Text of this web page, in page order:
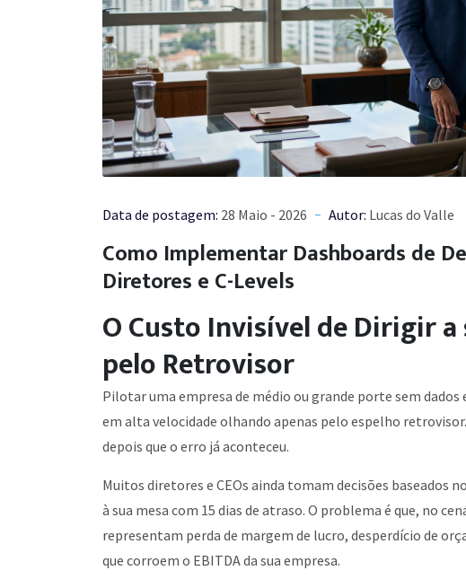
Data de postagem: 28 Maio - 2026 Autor: Lucas do Valle
Como Implementar Dashboards de
Diretores e C-Levels
O Custo Invisível de Dirigir
pelo Retrovisor
Pilotar uma empresa de médio ou grande porte sem
em alta velocidade olhando apenas pelo espelho
depois que o erro já aconteceu.
Muitos diretores e CEOs ainda tomam decisões baseados
à sua mesa com 15 dias de atraso. O problema é que, no
representam perda de margem de lucro, desperdício de
que corroem o EBITDA da sua empresa.